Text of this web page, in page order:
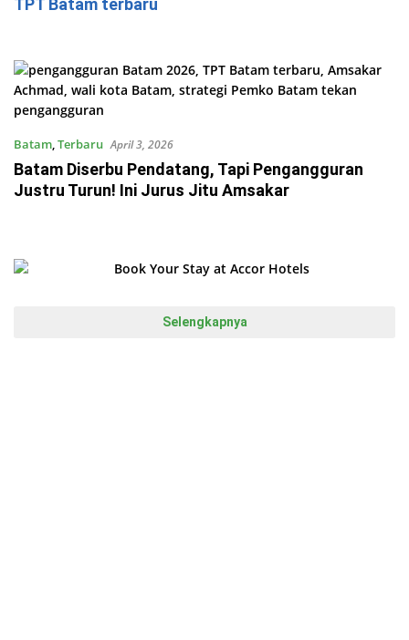
TPT Batam terbaru
Batam,Terbaru April 3, 2026
Batam Diserbu Pendatang, Tapi Pengangguran
Justru Turun! Ini Jurus Jitu Amsakar
Selengkapnya